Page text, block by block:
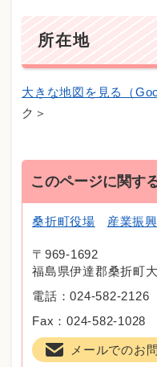
所在地
大きな地図を見る（
ク＞
このページに関す
桑折町役場 産業振
〒969-1692
福島県伊達郡桑折町
電話：024-582-2126
Fax：024-582-1028
メールでのお